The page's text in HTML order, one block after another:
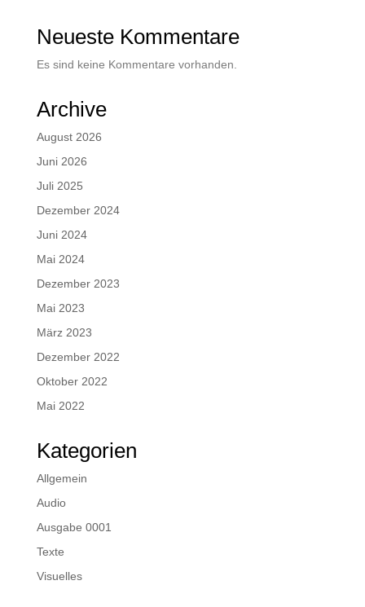
Neueste Kommentare
Es sind keine Kommentare vorhanden.
Archive
August 2026
Juni 2026
Juli 2025
Dezember 2024
Juni 2024
Mai 2024
Dezember 2023
Mai 2023
März 2023
Dezember 2022
Oktober 2022
Mai 2022
Kategorien
Allgemein
Audio
Ausgabe 0001
Texte
Visuelles